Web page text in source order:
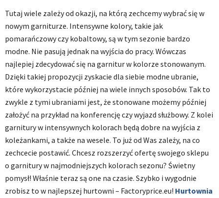
Tutaj wiele zależy od okazji, na którą zechcemy wybrać się w
nowym garniturze. Intensywne kolory, takie jak
pomarańczowy czy kobaltowy, są w tym sezonie bardzo
modne. Nie pasują jednak na wyjścia do pracy. Wówczas
najlepiej zdecydować się na garnitur w kolorze stonowanym.
Dzięki takiej propozycji zyskacie dla siebie modne ubranie,
które wykorzystacie później na wiele innych sposobów. Tak to
zwykle z tymi ubraniami jest, że stonowane możemy później
założyć na przykład na konferencję czy wyjazd służbowy. Z kolei
garnitury w intensywnych kolorach będą dobre na wyjścia z
koleżankami, a także na wesele. To już od Was zależy, na co
zechcecie postawić. Chcesz rozszerzyć ofertę swojego sklepu
o garnitury w najmodniejszych kolorach sezonu? Świetny
pomysł! Właśnie teraz są one na czasie. Szybko i wygodnie
zrobisz to w najlepszej hurtowni – Factoryprice.eu! Hurtownia